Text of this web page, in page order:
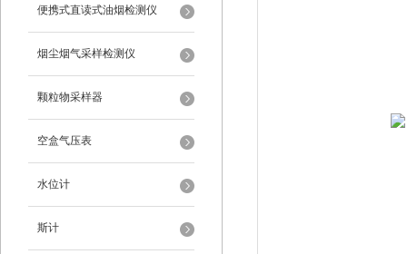
便携式直读式油烟检测仪
烟尘烟气采样检测仪
颗粒物采样器
空盒气压表
水位计
斯计